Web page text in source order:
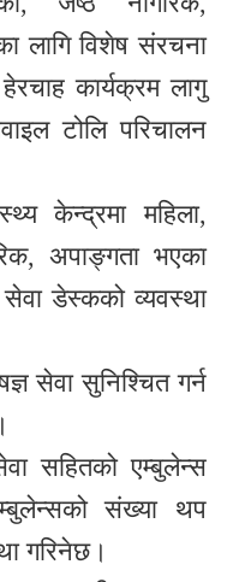
लागि विशेष संरचना
कार्यक्रम लागु
टोलि परिचालन
केन्द्रमा महिला,
अपाङ्गता भएका
सेवा डेस्कको व्यवस्था
सेवा सुनिश्चित गर्न
सहितको एम्बुलेन्स
संख्या थप
गरिनेछ।